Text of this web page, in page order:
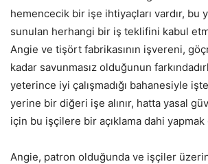
hemencecik bir işe ihtiyaçları vardır, bu
sunulan herhangi bir iş teklifini kabul
Angie ve tişört fabrikasının işvereni,
kadar savunmasız olduğunun
yeterince iyi çalışmadığı bahanesiyle
yerine bir diğeri işe alınır, hatta yasal
için bu işçilere bir açıklama dahi
Angie, patron olduğunda ve işçiler